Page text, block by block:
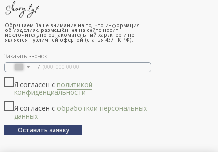
Заказать звонок
+7
Я согласен с политикой
конфиденциальности
Я согласен с обработкой персональных
данных
Оставить заявку
Обращаем Ваше внимание на то, что информация
об изделиях, размещённая на сайте носит
исключительно ознакомительный характер и не
является публичной офертой (статья 437 ГК РФ),